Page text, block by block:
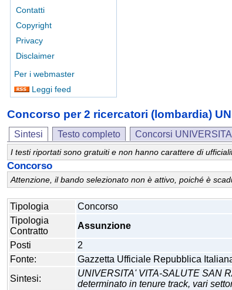
Contatti
Copyright
Privacy
Disclaimer
Per i webmaster
Leggi feed
Concorso per 2 ricercatori (lombardia)
Sintesi Testo completo Concorsi
I testi riportati sono gratuiti e non hanno carattere di
Concorso
Attenzione, il bando selezionato non è attivo, poiché è
Tipologia
Concorso
Tipologia
Contratto
Assunzione
Posti
2
Fonte:
Gazzetta Ufficiale Repubblica
Sintesi:
UNIVERSITA' VITA-SALUTE SAN
determinato in tenure track, vari